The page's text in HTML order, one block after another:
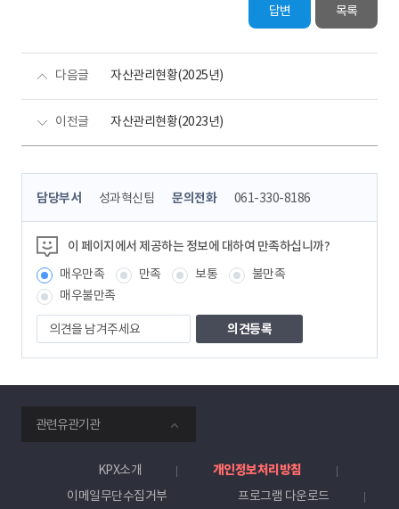
답변 목록
다음글 자산관리현황(2025년)
이전글 자산관리현황(2023년)
콘
츠
정
보
책
임
자
담당부서 성과혁신팀 문의전화 061-330-8186
이 페이지에서 제공하는 정보에 대하여 만족하십니까?
매우만족
만족 보통
불만족
매우불만족
의
견
을
겨
주
세
요
관련유관기관
KPX소개
개인정보처리방침
이메일무단수집거부
프로그램 다운로드